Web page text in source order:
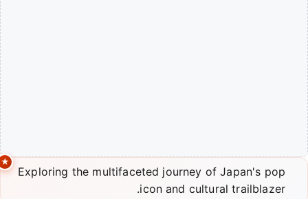
Exploring the multifaceted journey of Japan's pop
icon and cultural trailblazer.